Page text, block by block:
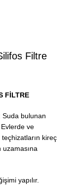
Filtre
FİLTRE
Suda bulunan
Evlerde ve
kireç
uzamasına
yapılır.